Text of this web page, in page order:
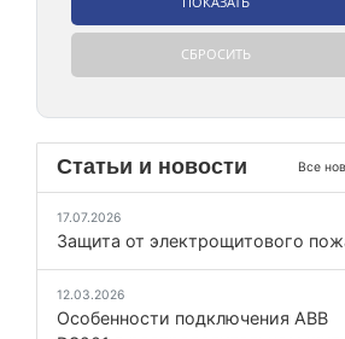
Статьи и новости Все
17.07.2026
Защита от электрощитового
12.03.2026
Особенности подключения ABB